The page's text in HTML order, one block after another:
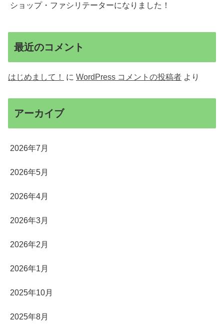
ショップ・ファシリテーターになりました！
最近のコメント
はじめまして！ に WordPress コメントの投稿者 より
アーカイブ
2026年7月
2026年5月
2026年4月
2026年3月
2026年2月
2026年1月
2025年10月
2025年8月